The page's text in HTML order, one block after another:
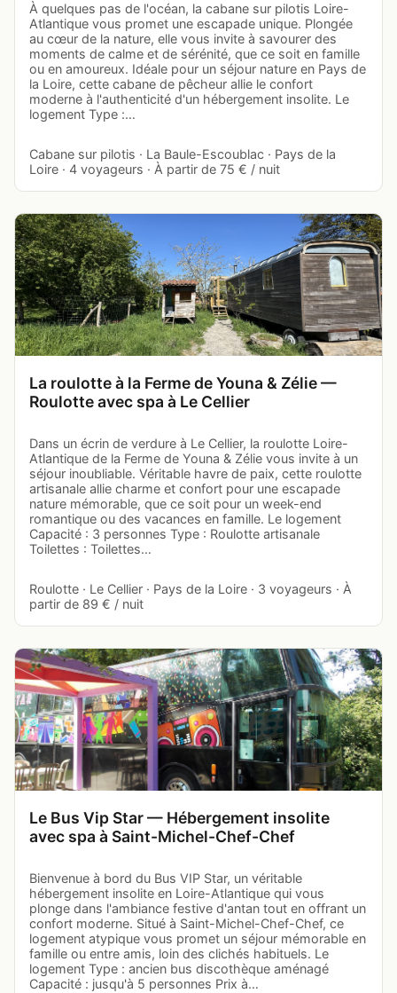
À quelques pas de l'océan, la cabane sur pilotis Loire-
Atlantique vous promet une escapade unique. Plongée
au cœur de la nature, elle vous invite à savourer des
moments de calme et de sérénité, que ce soit en famille
ou en amoureux. Idéale pour un séjour nature en Pays de
la Loire, cette cabane de pêcheur allie le confort
moderne à l'authenticité d'un hébergement insolite. Le
logement Type :…
Cabane sur pilotis · La Baule-Escoublac · Pays de la
Loire · 4 voyageurs · À partir de 75 € / nuit
La roulotte à la Ferme de Youna & Zélie —
Roulotte avec spa à Le Cellier
Dans un écrin de verdure à Le Cellier, la roulotte Loire-
Atlantique de la Ferme de Youna & Zélie vous invite à un
séjour inoubliable. Véritable havre de paix, cette roulotte
artisanale allie charme et confort pour une escapade
nature mémorable, que ce soit pour un week-end
romantique ou des vacances en famille. Le logement
Capacité : 3 personnes Type : Roulotte artisanale
Toilettes : Toilettes…
Roulotte · Le Cellier · Pays de la Loire · 3 voyageurs · À
partir de 89 € / nuit
Le Bus Vip Star — Hébergement insolite
avec spa à Saint-Michel-Chef-Chef
Bienvenue à bord du Bus VIP Star, un véritable
hébergement insolite en Loire-Atlantique qui vous
plonge dans l'ambiance festive d'antan tout en offrant un
confort moderne. Situé à Saint-Michel-Chef-Chef, ce
logement atypique vous promet un séjour mémorable en
famille ou entre amis, loin des clichés habituels. Le
logement Type : ancien bus discothèque aménagé
Capacité : jusqu'à 5 personnes Prix à…